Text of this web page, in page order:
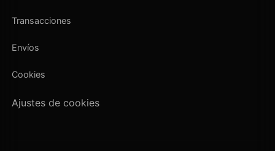
Transacciones
Envíos
Cookies
Ajustes de cookies